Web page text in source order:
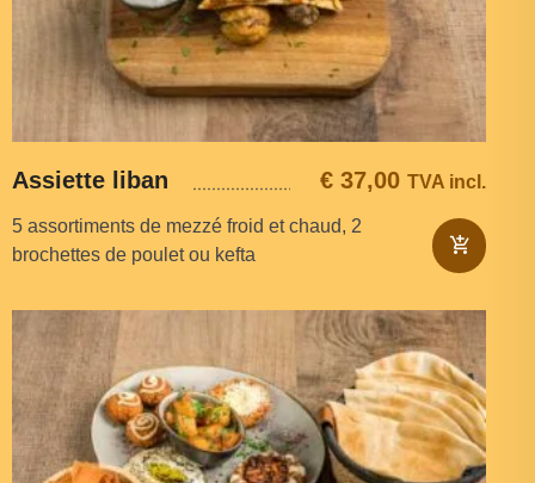
Assiette liban €37,00 TVA incl.
5 assortiments de mezzé froid et chaud, 2
brochettes de poulet ou kefta